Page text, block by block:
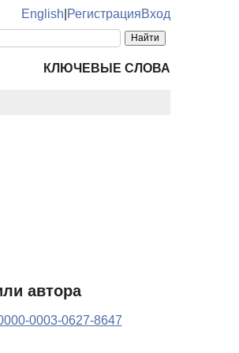
English РегистрацияВход
КЛЮЧЕВЫЕ СЛОВА
автора
0003-0627-8647